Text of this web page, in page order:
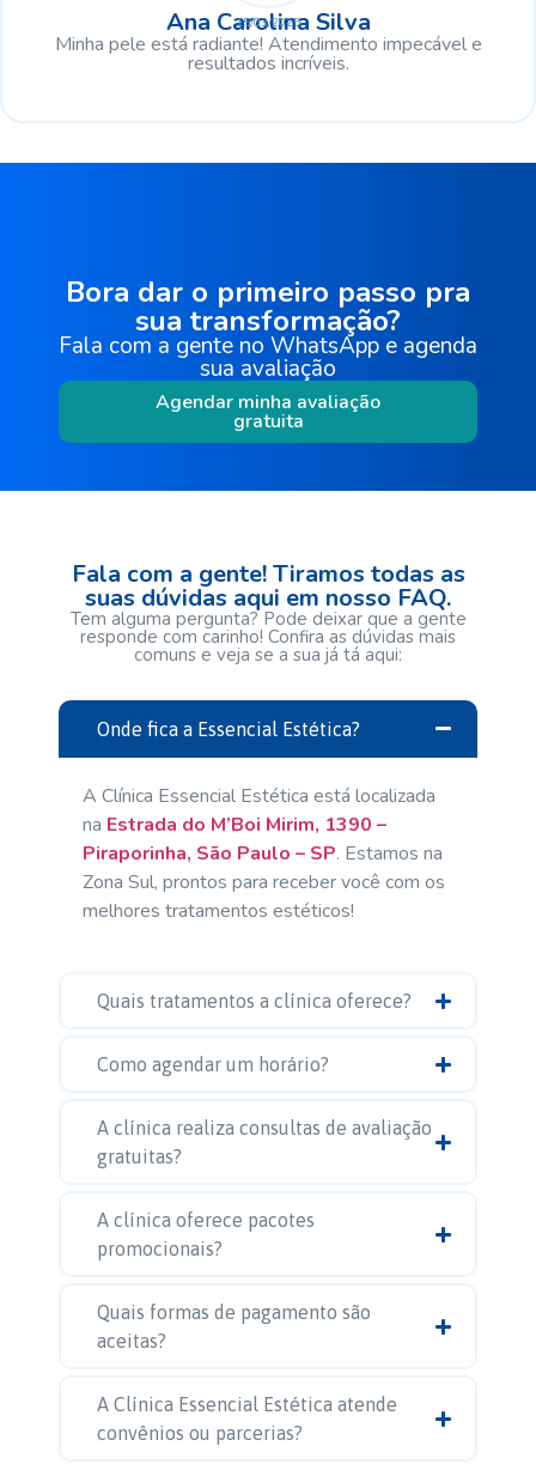
Ana Carolina Silva
15/03/2025
Minha pele está radiante! Atendimento impecável e
resultados incríveis.
Bora dar o primeiro passo pra
sua transformação?
Fala com a gente no WhatsApp e agenda
sua avaliação
Agendar minha avaliação
gratuita
Fala com a gente! Tiramos todas as
suas dúvidas aqui em nosso FAQ.
Tem alguma pergunta? Pode deixar que a gente
responde com carinho! Confira as dúvidas mais
comuns e veja se a sua já tá aqui:
Onde fica a Essencial Estética?
A Clínica Essencial Estética está localizada
na Estrada do M’Boi Mirim, 1390 –
Piraporinha, São Paulo – SP. Estamos na
Zona Sul, prontos para receber você com os
melhores tratamentos estéticos!
Quais tratamentos a clínica oferece?
Como agendar um horário?
A clínica realiza consultas de avaliação
gratuitas?
A clínica oferece pacotes
promocionais?
Quais formas de pagamento são
aceitas?
A Clínica Essencial Estética atende
convênios ou parcerias?